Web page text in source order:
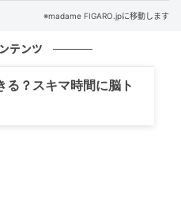
例!?
？ 目安となるのは両目の
の端がくるサイズを標準
※madame FIGARO.jpに移動します
テンツ
る？スキマ時間に脳ト